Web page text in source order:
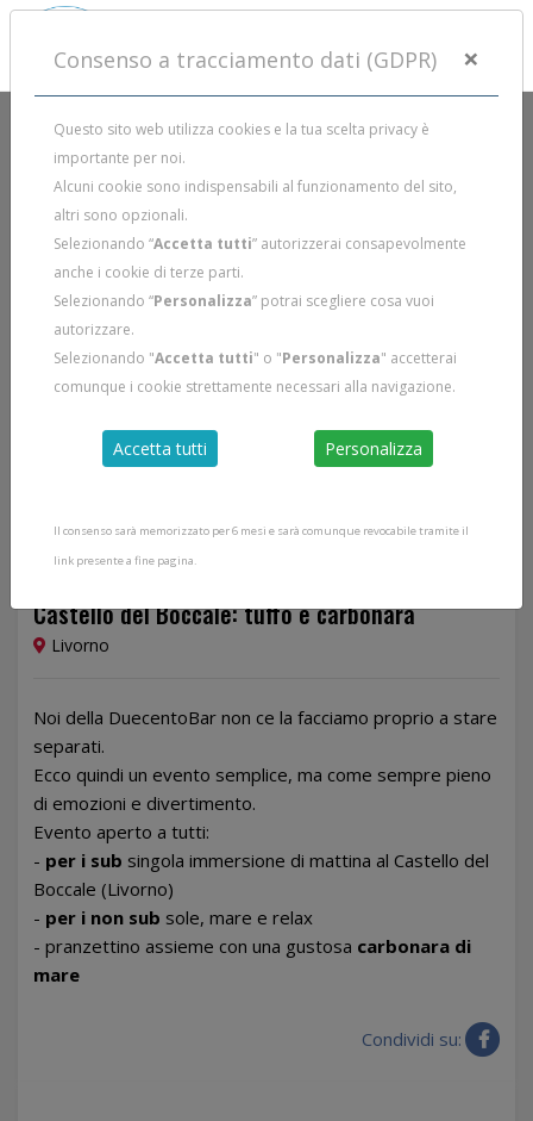
Castello del Boccale: tuffo e carbonara
Livorno
Noi della DuecentoBar non ce la facciamo proprio a stare
separati.
Ecco quindi un evento semplice, ma come sempre pieno
di emozioni e divertimento.
Evento aperto a tutti:
- per i sub singola immersione di mattina al Castello del
Boccale (Livorno)
- per i non sub sole, mare e relax
- pranzettino assieme con una gustosa carbonara di
mare
Condividi su:
Consenso a tracciamento dati (GDPR) ×
Questo sito web utilizza cookies e la tua scelta privacy è
importante per noi.
Alcuni cookie sono indispensabili al funzionamento del sito,
altri sono opzionali.
Selezionando “Accetta tutti” autorizzerai consapevolmente
anche i cookie di terze parti.
Selezionando “Personalizza” potrai scegliere cosa vuoi
autorizzare.
Selezionando "Accetta tutti" o "Personalizza" accetterai
comunque i cookie strettamente necessari alla navigazione.
Accetta tutti Personalizza
Il consenso sarà memorizzato per 6 mesi e sarà comunque revocabile tramite il
link presente a fine pagina.